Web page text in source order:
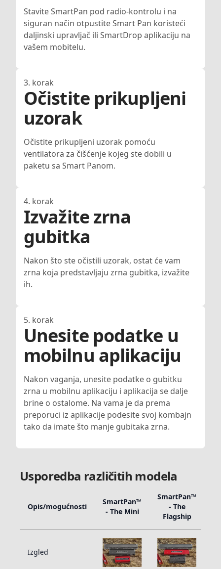
Stavite SmartPan pod radio-kontrolu i na
siguran način otpustite Smart Pan koristeći
daljinski upravljač ili SmartDrop aplikaciju na
vašem mobitelu.
3. korak
Očistite prikupljeni
uzorak
Očistite prikupljeni uzorak pomoću
ventilatora za čišćenje kojeg ste dobili u
paketu sa Smart Panom.
4. korak
Izvažite zrna
gubitka
Nakon što ste očistili uzorak, ostat će vam
zrna koja predstavljaju zrna gubitka, izvažite
ih.
5. korak
Unesite podatke u
mobilnu aplikaciju
Nakon vaganja, unesite podatke o gubitku
zrna u mobilnu aplikaciju i aplikacija se dalje
brine o ostalome. Na vama je da prema
preporuci iz aplikacije podesite svoj kombajn
tako da imate što manje gubitaka zrna.
Usporedba različitih modela
Opis/mogućnosti
SmartPan™
- The Mini
SmartPan™
- The
Flagship
Izgled